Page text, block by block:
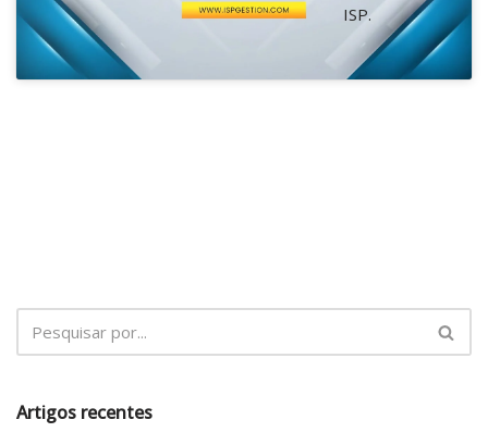
ISP.
Artigos recentes